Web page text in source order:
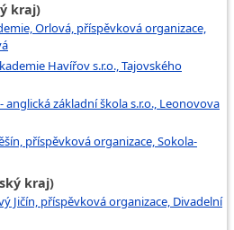
kraj)
Orlová, příspěvková organizace,
Havířov s.r.o., Tajovského
základní škola s.r.o., Leonovova
příspěvková organizace, Sokola-
kraj)
Jičín, příspěvková organizace, Divadelní